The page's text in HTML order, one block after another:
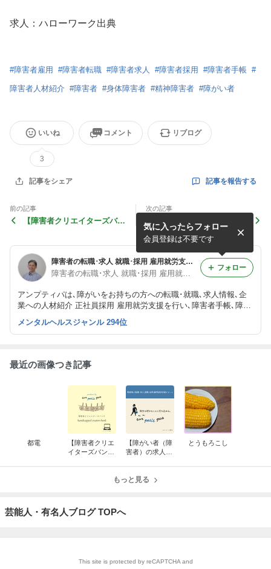
求人：ハローワーク出典
#障害者雇用 #障害者転職 #障害者求人 #障害者採用 #障害者手帳 #
障害者人材紹介 #障害者 #身体障害者 #精神障害者 #障がい者
いいね
3
コメント リブログ
記事をシェア 記事を報告する
前の記事
【障害者クリエイターズバン
次の記事
障害者の転職･求人 就職･採用 雇用就労支援サポートブログ
アンプティパは､障がいをお持ちの方への転職･就職､求人情報､企
業への人材紹介 正社員採用 雇用就労支援を行い､障害者手帳､障害
者枠､等級､年齢､志望動機＆履歴書の書き方､面接への同行同席､就
職後もサポート！個人のお悩みや企業･学校（就職）のご相談まで
気に入ったらフォロー
会員登録は不要です
フォロー
メンタルヘルスジャンル 294位
最近の画像つき記事
都電
【障害者クリエ
イターズバンク
【障がい者（障
害者）の求人紹
とうもろこし
もっと見る
芸能人・有名人ブログ TOPへ
This site is protected by reCAPTCHA and